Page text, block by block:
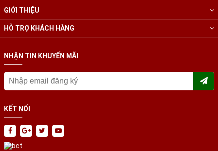
GIỚI THIỆU
HỖ TRỢ KHÁCH HÀNG
NHẬN TIN KHUYẾN MÃI
KẾT NỐI